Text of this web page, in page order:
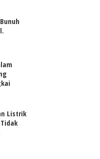
Listrik